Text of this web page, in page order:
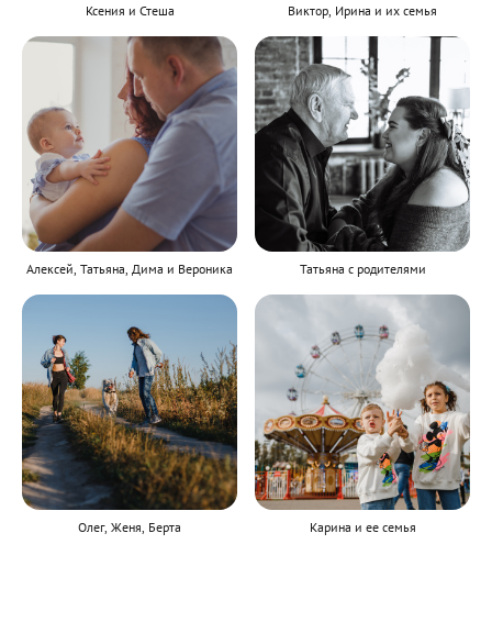
Ксения и Стеша Виктор, Ирина и их семья
Алексей, Татьяна, Дима и Вероника Татьяна с родителями
Олег, Женя, Берта Карина и ее семья